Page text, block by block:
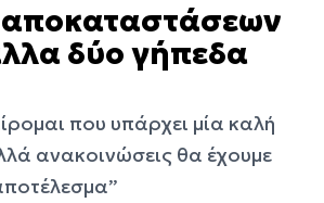
δύο γήπεδα
που υπάρχει μία καλή
ανακοινώσεις θα έχουμε